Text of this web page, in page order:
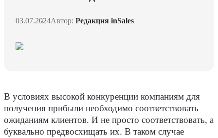
03.07.2024Автор: Редакция inSales
В условиях высокой конкуренции компаниям для
получения прибыли необходимо соответствовать
ожиданиям клиентов. И не просто соответствовать, а
буквально предвосхищать их. В таком случае